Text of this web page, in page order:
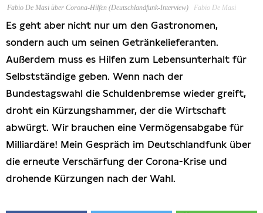
Fabio De Masi über Corona-Hilfen (Deutschlandfunk-Interview) Fabio De Masi
Es geht aber nicht nur um den Gastronomen,
sondern auch um seinen Getränkelieferanten.
Außerdem muss es Hilfen zum Lebensunterhalt für
Selbstständige geben. Wenn nach der
Bundestagswahl die Schuldenbremse wieder greift,
droht ein Kürzungshammer, der die Wirtschaft
abwürgt. Wir brauchen eine Vermögensabgabe für
Milliardäre! Mein Gespräch im Deutschlandfunk über
die erneute Verschärfung der Corona-Krise und
drohende Kürzungen nach der Wahl.